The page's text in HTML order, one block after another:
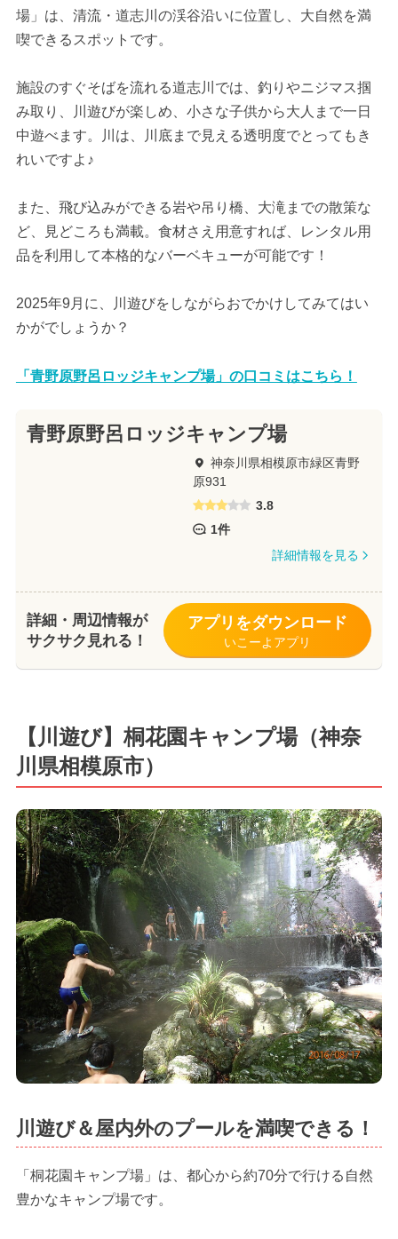
場」は、清流・道志川の渓谷沿いに位置し、大自然を満
喫できるスポットです。
施設のすぐそばを流れる道志川では、釣りやニジマス掴
み取り、川遊びが楽しめ、小さな子供から大人まで一日
中遊べます。川は、川底まで見える透明度でとってもき
れいですよ♪
また、飛び込みができる岩や吊り橋、大滝までの散策な
ど、見どころも満載。食材さえ用意すれば、レンタル用
品を利用して本格的なバーベキューが可能です！
2025年9月に、川遊びをしながらおでかけしてみてはい
かがでしょうか？
「青野原野呂ロッジキャンプ場」の口コミはこちら！
青野原野呂ロッジキャンプ場
神奈川県相模原市緑区青野
原931
3.8
1件
詳細情報を見る
詳細・周辺情報が
サクサク見れる！
アプリをダウンロード
いこーよアプリ
【川遊び】桐花園キャンプ場（神奈
川県相模原市）
川遊び＆屋内外のプールを満喫できる！
「桐花園キャンプ場」は、都心から約70分で行ける自然
豊かなキャンプ場です。